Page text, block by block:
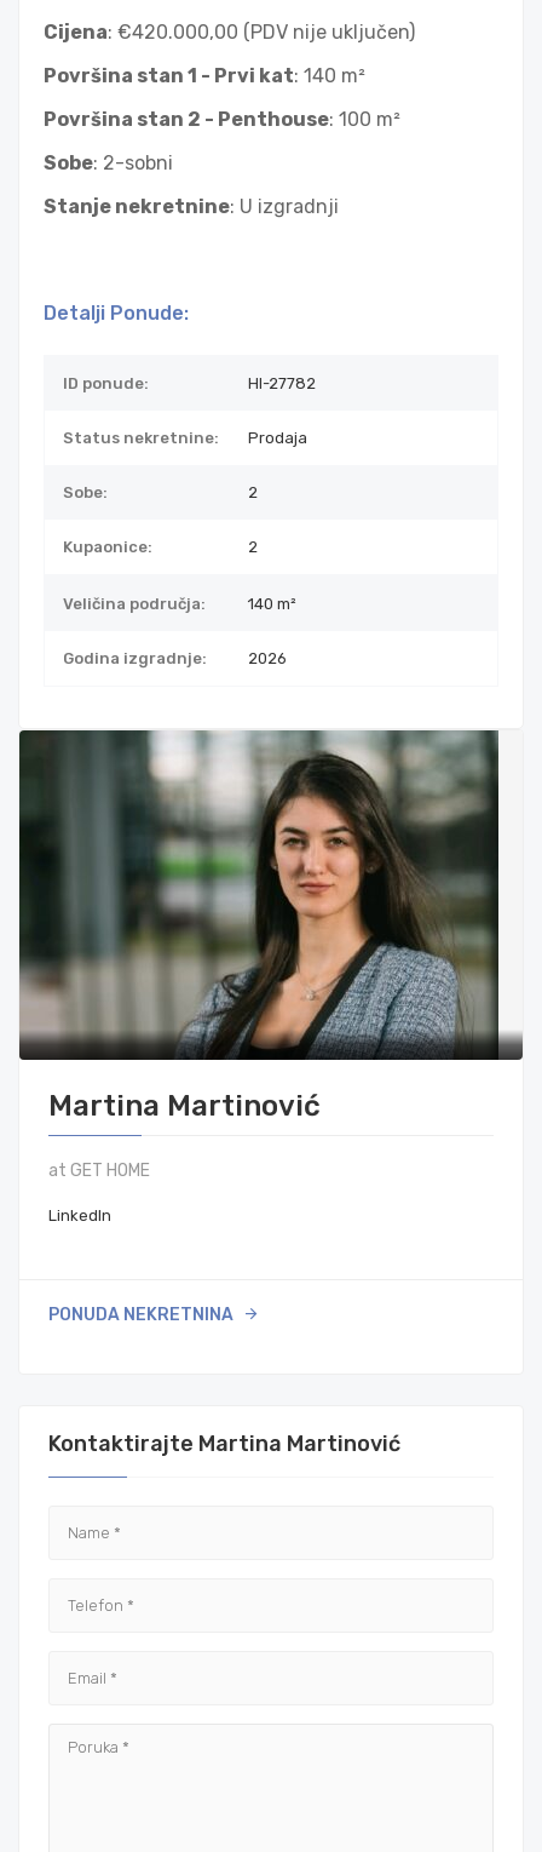
Cijena: €420.000,00 (PDV nije uključen)
Površina stan 1 - Prvi kat: 140 m²
Površina stan 2 - Penthouse: 100 m²
Sobe: 2-sobni
Stanje nekretnine: U izgradnji
Detalji Ponude:
ID ponude: HI-27782
Status nekretnine: Prodaja
Sobe: 2
Kupaonice: 2
Veličina područja: 140 m²
Godina izgradnje: 2026
Martina Martinović
at GET HOME
LinkedIn
PONUDA NEKRETNINA
Kontaktirajte Martina Martinović